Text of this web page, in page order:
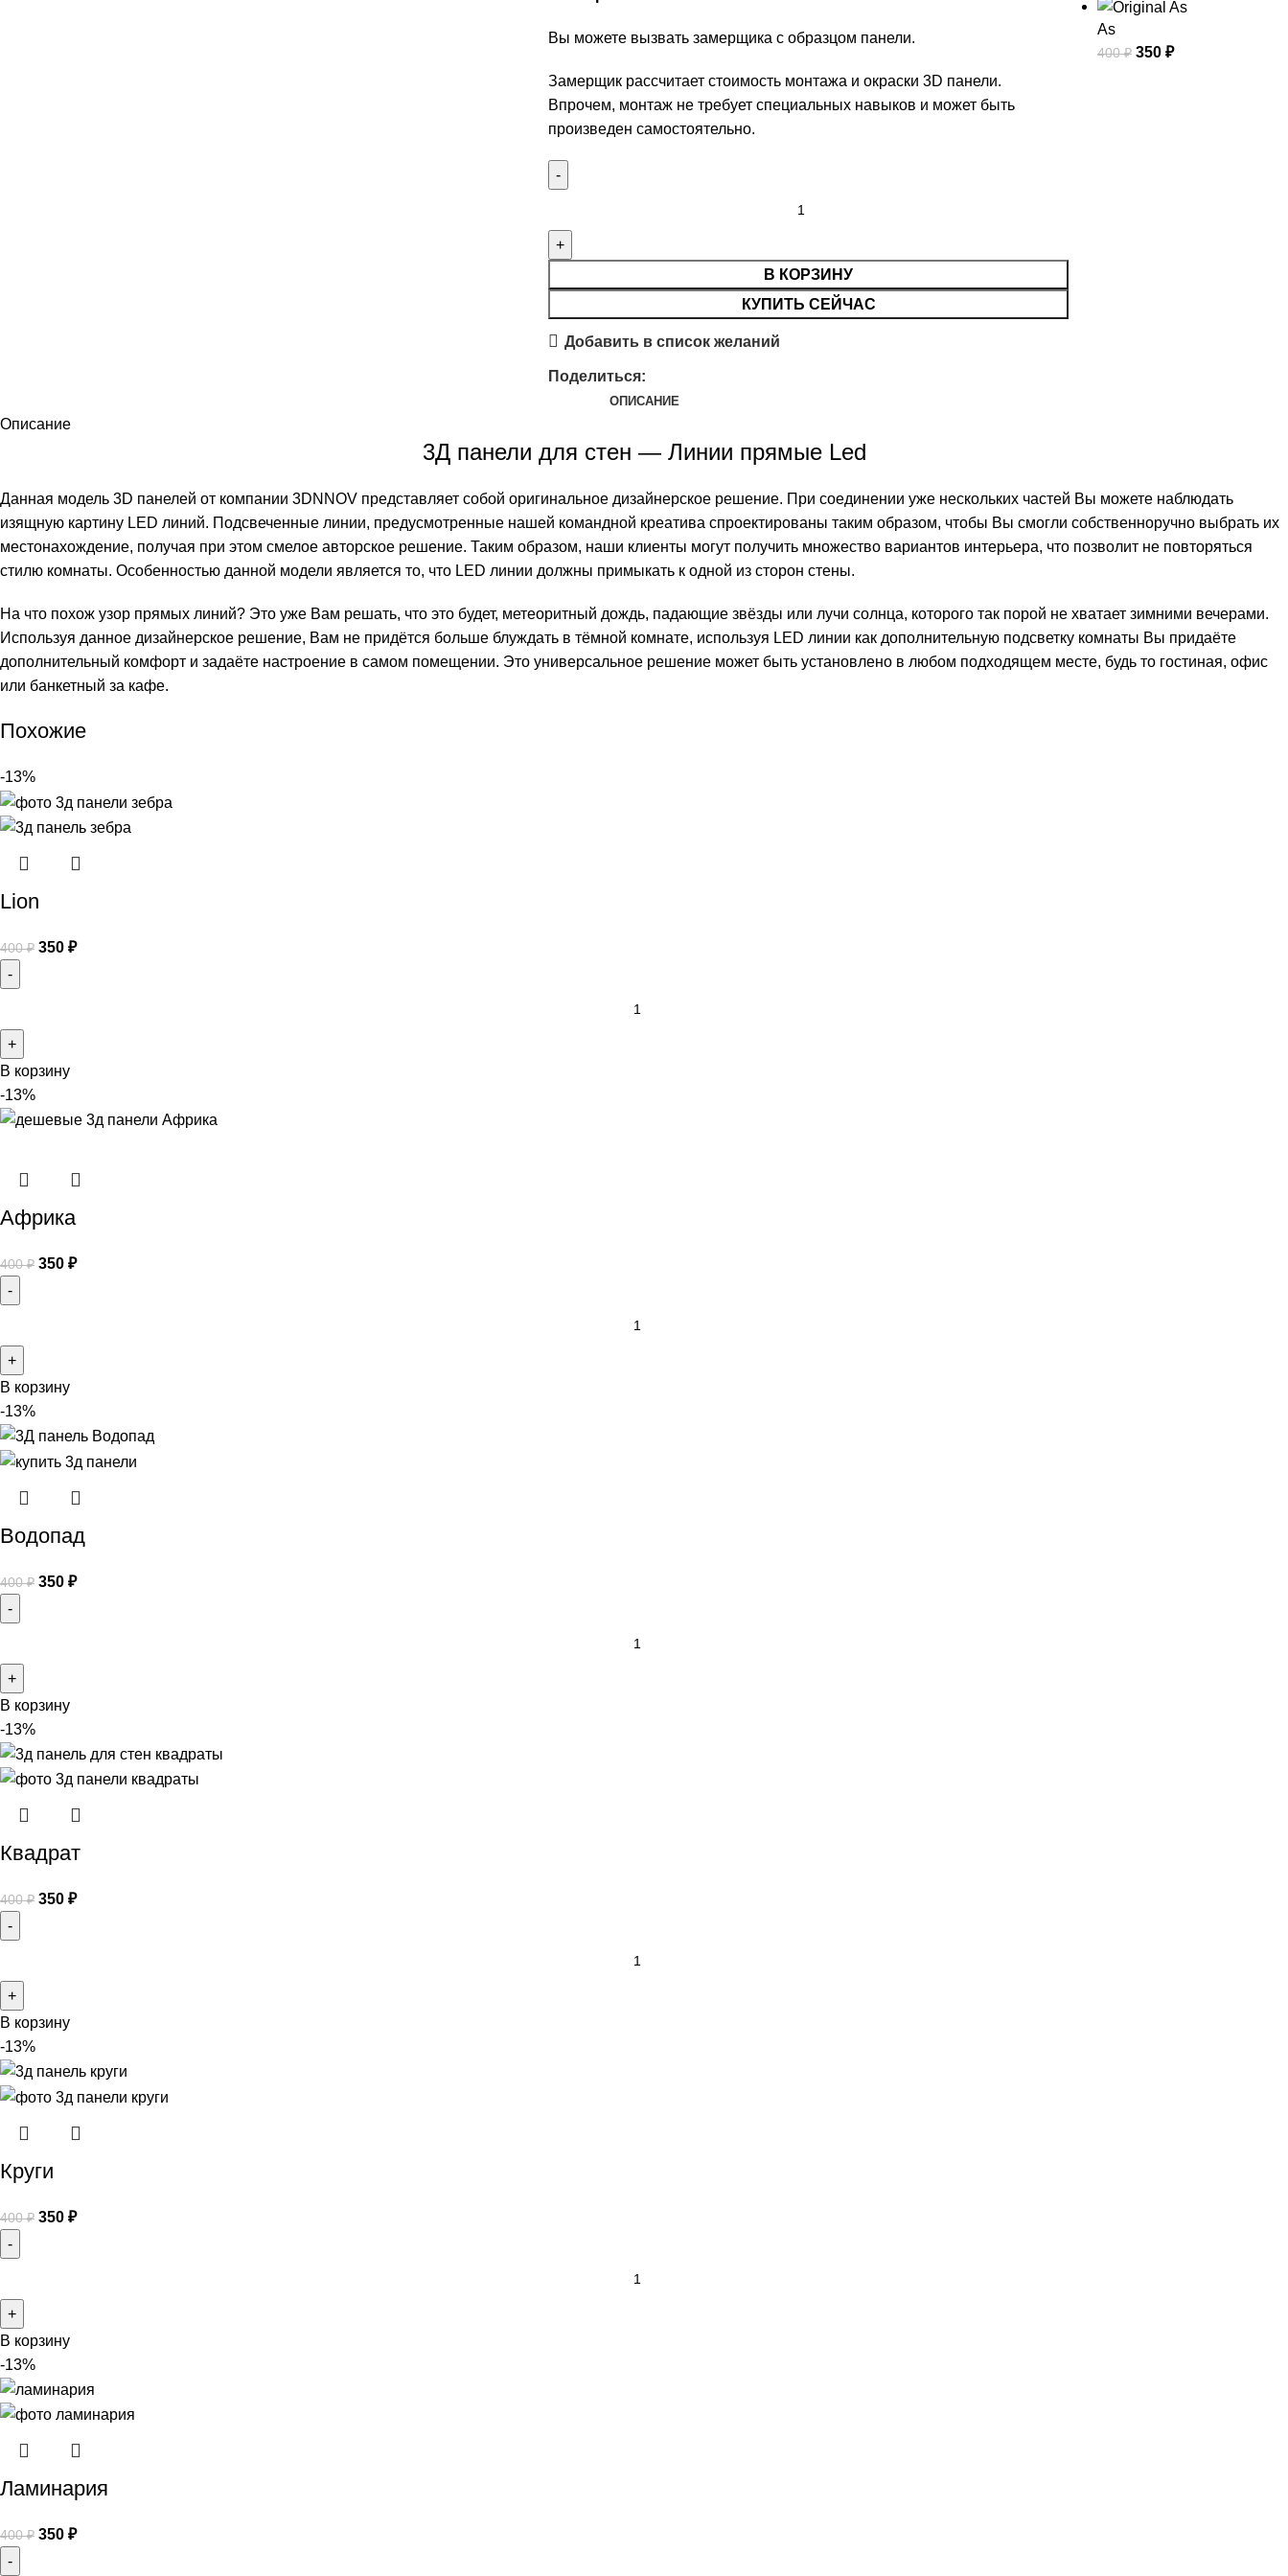
Вы можете вызвать замерщика с образцом панели.
Замерщик рассчитает стоимость монтажа и окраски 3D панели.
Впрочем, монтаж не требует специальных навыков и может быть
произведен самостоятельно.
В КОРЗИНУ
КУПИТЬ СЕЙЧАС
Добавить в список желаний
Поделиться:
As
400₽ 350 ₽
ОПИСАНИЕ
Описание
3Д панели для стен — Линии прямые Led
Данная модель 3D панелей от компании 3DNNOV представляет собой оригинальное дизайнерское решение. При соединении уже нескольких частей Вы можете наблюдать
изящную картину LED линий. Подсвеченные линии, предусмотренные нашей командной креатива спроектированы таким образом, чтобы Вы смогли собственноручно выбрать их
местонахождение, получая при этом смелое авторское решение. Таким образом, наши клиенты могут получить множество вариантов интерьера, что позволит не повторяться
стилю комнаты. Особенностью данной модели является то, что LED линии должны примыкать к одной из сторон стены.
На что похож узор прямых линий? Это уже Вам решать, что это будет, метеоритный дождь, падающие звёзды или лучи солнца, которого так порой не хватает зимними вечерами.
Используя данное дизайнерское решение, Вам не придётся больше блуждать в тёмной комнате, используя LED линии как дополнительную подсветку комнаты Вы придаёте
дополнительный комфорт и задаёте настроение в самом помещении. Это универсальное решение может быть установлено в любом подходящем месте, будь то гостиная, офис
или банкетный за кафе.
Похожие
-13%
Lion
400₽ 350 ₽
В корзину
-13%
Африка
400₽ 350 ₽
В корзину
-13%
Водопад
400₽ 350 ₽
В корзину
-13%
Квадрат
400₽ 350 ₽
В корзину
-13%
Круги
400₽ 350 ₽
В корзину
-13%
Ламинария
400₽ 350 ₽